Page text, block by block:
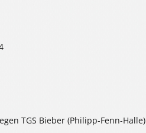
TGS Bieber (Philipp-Fenn-Halle)